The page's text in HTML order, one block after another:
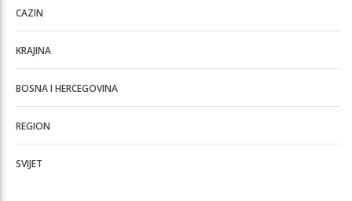
CAZIN
KRAJINA
BOSNA I HERCEGOVINA
REGION
SVIJET